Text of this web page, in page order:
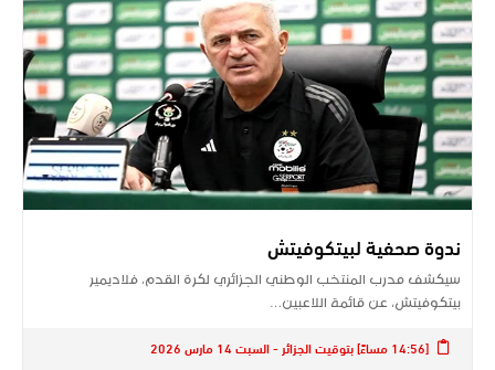
ندوة صحفية لبيتكوفيتش
سيكشف مدرب المنتخب الوطني الجزائري لكرة القدم، فلاديمير
بيتكوفيتش، عن قائمة اللاعبين…
[14:56 مساءً] بتوقيت الجزائر - السبت 14 مارس 2026